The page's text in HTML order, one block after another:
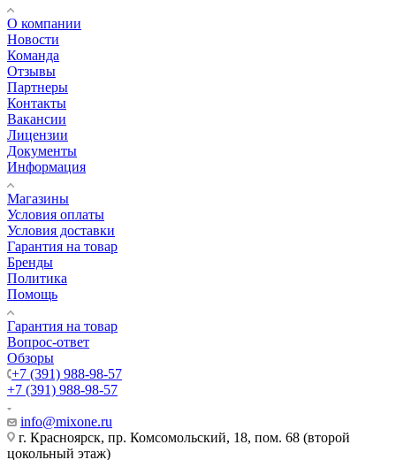
О компании
Новости
Команда
Отзывы
Партнеры
Контакты
Вакансии
Лицензии
Документы
Информация
Магазины
Условия оплаты
Условия доставки
Гарантия на товар
Бренды
Политика
Помощь
Гарантия на товар
Вопрос-ответ
Обзоры
+7 (391) 988-98-57
+7 (391) 988-98-57
info@mixone.ru
г. Красноярск, пр. Комсомольский, 18, пом. 68 (второй
цокольный этаж)